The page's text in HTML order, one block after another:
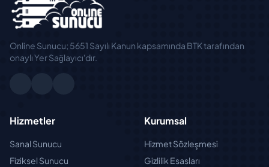
Online Sunucu; 5651 Sayılı Kanun kapsamında BTK tarafından
onaylı Yer Sağlayıcı'dır.
Hizmetler
Sanal Sunucu
Fiziksel Sunucu
Kurumsal
Hizmet Sözleşmesi
Gizlilik Esasları